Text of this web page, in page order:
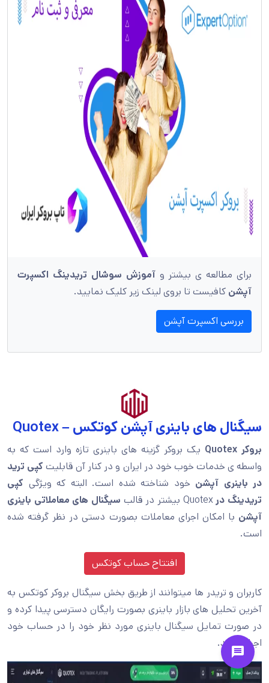
برای مطالعه ی بیشتر وآموزش سوشال تریدینگ اکسپرت
آپشن کافیست تا بروی لینک زیر کلیک نمایید.
بررسی اکسپرت آپشن
سیگنال های باینری آپشن کوتکس – Quotex
بروکر Quotex
یک بروکر گزینه های باینری تازه وارد است که به
واسطه ی خدمات خوب خود در ایران و در کنار آن قابلیت کپی ترید
در باینری آپشن خود شناخته شده است. البته که ویژگی کپی
تریدینگ درQuotex بیشتر در قالب
سیگنال های معاملاتی باینری
آپشن با امکان اجرای معاملات بصورت دستی در نظر گرفته شده
است.
افتتاح حساب کوتکس
کاربران و تریدر ها میتوانند از طریق بخش سیگنال بروکر کوتکس به
آخرین تحلیل های بازار باینری بصورت رایگان دسترسی پیدا کرده و
در صورت تمایل سیگنال باینری مورد نظر خود را در حساب خود
اجرا نمایند.